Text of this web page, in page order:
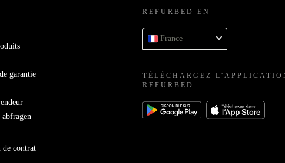
garantie
de contrat
REFURBED EN
France
TÉLÉCHARGEZ
REFURBED